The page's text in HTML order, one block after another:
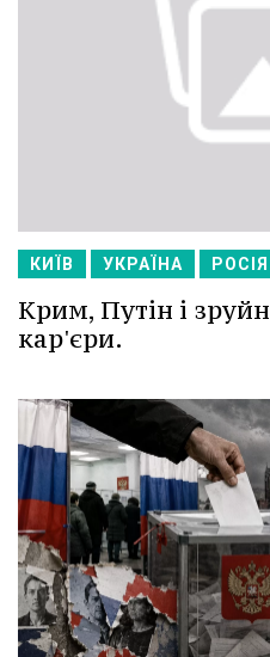
КИЇВ УКРАЇНА РОСІЯ
Крим, Путін і
кар'єри.